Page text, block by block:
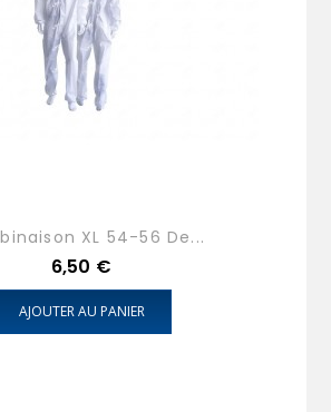
XL 54-56 De...
Prix
6,50 €
AJOUTER AU PANIER